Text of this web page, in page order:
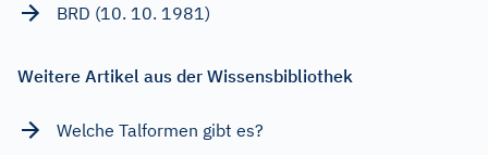
BRD (10. 10. 1981)
Weitere Artikel aus der Wissensbibliothek
Welche Talformen gibt es?